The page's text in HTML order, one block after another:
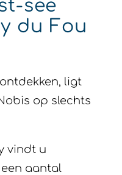
see
du Fou
ligt
op slechts
vindt u
aantal